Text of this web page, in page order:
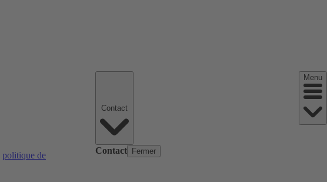
politique de
Contact Fermer
Menu